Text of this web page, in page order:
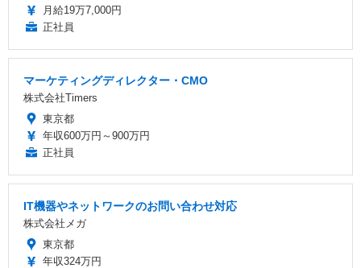
月給19万7,000円
正社員
マーケティングディレクター・CMO
株式会社Timers
東京都
年収600万円～900万円
正社員
IT機器やネットワークのお問い合わせ対応
株式会社メガ
東京都
年収324万円